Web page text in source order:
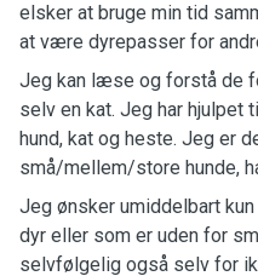
elsker at bruge min tid
at være dyrepasser for
Jeg kan læse og forstå de
selv en kat. Jeg har hjulpet
hund, kat og heste. Jeg er
små/mellem/store hunde,
Jeg ønsker umiddelbart
dyr eller som er uden for
selvfølgelig også selv for